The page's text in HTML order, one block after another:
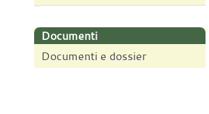
Documenti
Documenti e dossier